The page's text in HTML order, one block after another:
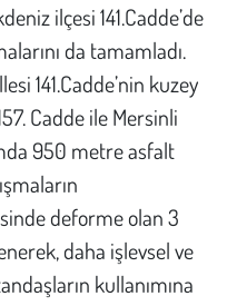
ilçesi 141.Cadde’de
da tamamladı.
141.Cadde’nin kuzey
Cadde ile Mersinli
950 metre asfalt
deforme olan 3
daha işlevsel ve
kullanımına